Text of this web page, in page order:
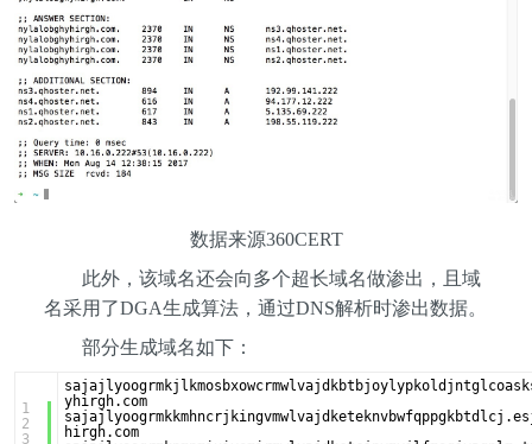
数据来源360CERT
此外，该域名还会向多个超长域名做渗出，且域
名采用了DGA生成算法，通过DNS解析时渗出数据。
部分生成域名如下：
1
2
3
yhirgh.com
hirgh.com